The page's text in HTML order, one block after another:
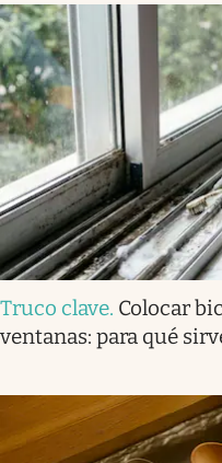
Truco clave. Colocar
ventanas: para qué